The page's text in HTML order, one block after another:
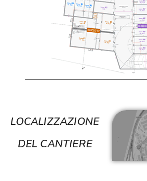
LOCALIZZAZIONE
DEL CANTIERE